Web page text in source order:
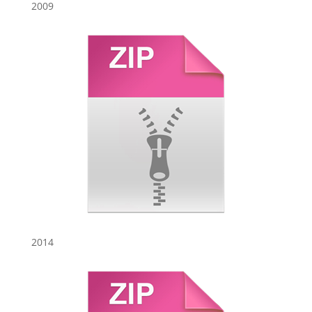
2009
2014